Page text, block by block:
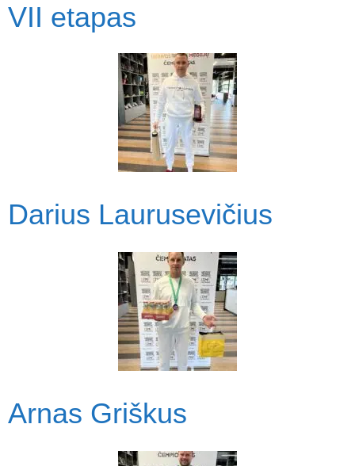
VII etapas
Darius Laurusevičius
Arnas Griškus